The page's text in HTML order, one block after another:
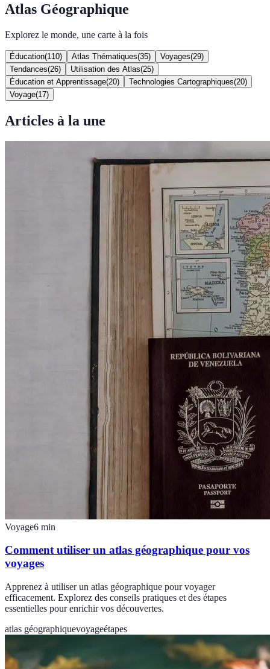
Atlas Géographique
Explorez le monde, une carte à la fois
Éducation(110) Atlas Thématiques(35) Voyages(29)
Tendances(26) Utilisation des Atlas(25)
Éducation et Apprentissage(20) Technologies Cartographiques(20)
Voyage(17)
Articles à la une
Voyage6 min
Comment utiliser un atlas géographique pour vos
voyages
Apprenez à utiliser un atlas géographique pour voyager
efficacement. Explorez des conseils pratiques et des étapes
essentielles pour enrichir vos découvertes.
atlas géographiquevoyageétapes